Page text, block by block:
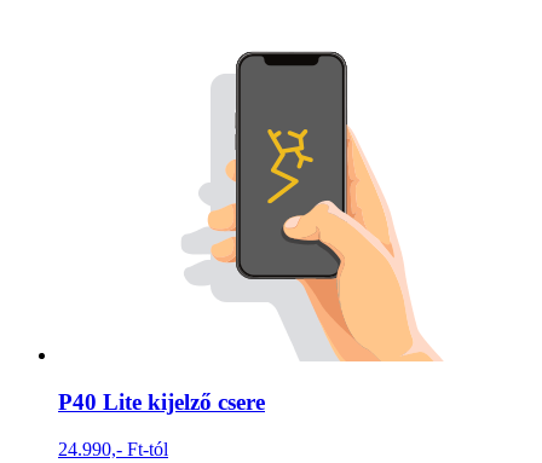
P40 Lite kijelző csere
24.990,- Ft-tól